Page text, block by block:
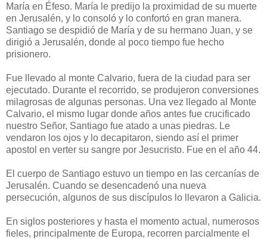
María en Éfeso. María le predijo la proximidad de su muerte
en Jerusalén, y lo consoló y lo confortó en gran manera.
Santiago se despidió de María y de su hermano Juan, y se
dirigió a Jerusalén, donde al poco tiempo fue hecho
prisionero.
Fue llevado al monte Calvario, fuera de la ciudad para ser
ejecutado. Durante el recorrido, se produjeron conversiones
milagrosas de algunas personas. Una vez llegado al Monte
Calvario, el mismo lugar donde años antes fue crucificado
nuestro Señor, Santiago fue atado a unas piedras. Le
vendaron los ojos y lo decapitaron, siendo así el primer
apostol en verter su sangre por Jesucristo. Fue en el año 44.
El cuerpo de Santiago estuvo un tiempo en las cercanías de
Jerusalén. Cuando se desencadenó una nueva
persecución, algunos de sus discípulos lo llevaron a Galicia.
En siglos posteriores y hasta el momento actual, numerosos
fieles, principalmente de Europa, recorren parcialmente el